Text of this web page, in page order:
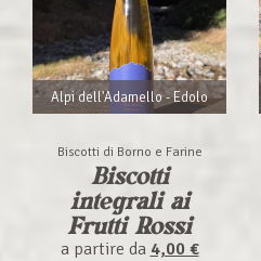
Alpi dell'Adamello - Edolo
Biscotti di Borno e Farine
Biscotti
integrali ai
Frutti Rossi
a partire da 4,00 €